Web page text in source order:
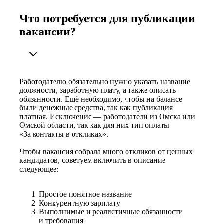
Что потребуется для публикации
вакансии?
Работодателю обязательно нужно указать название
должности, заработную плату, а также описать
обязанности. Ещё необходимо, чтобы на балансе
были денежные средства, так как публикация
платная. Исключение — работодатели из Омска или
Омской области, так как для них тип оплаты
«За контакты в откликах».
Чтобы вакансия собрала много откликов от ценных
кандидатов, советуем включить в описание
следующее:
Простое понятное название
Конкурентную зарплату
Выполнимые и реалистичные обязанности
и требования